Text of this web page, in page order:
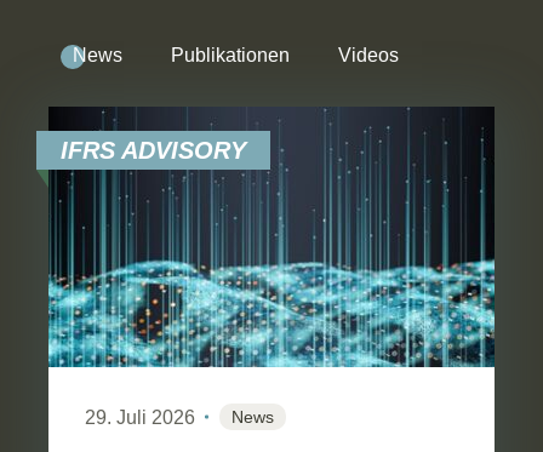
News Publikationen Videos
IFRS ADVISORY
29. Juli 2026 News